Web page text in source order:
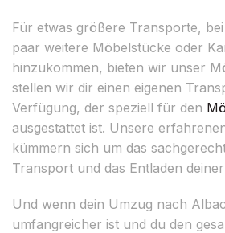
Für etwas größere Transporte,
paar weitere Möbelstücke oder
hinzukommen, bieten wir unser
stellen wir dir einen eigenen
Verfügung, der speziell für den
ausgestattet ist. Unsere
kümmern sich um das
Transport und das Entladen
Und wenn dein Umzug nach
umfangreicher ist und du den